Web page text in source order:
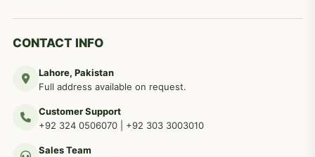
مردوں کے خاص امراض کے بے شمار دیسی نسخے
عضو خاص کےلئے طلاء، مالش دیسی علاج
CONTACT INFO
Lahore, Pakistan
Full address available on request.
Customer Support
+92 324 0506070
+92 303 3003010
Sales Team